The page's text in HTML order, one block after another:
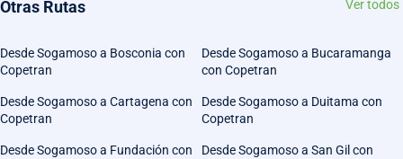
Otras Rutas Ver todos
Desde Sogamoso a Bosconia con
Copetran
Desde Sogamoso a Bucaramanga
con Copetran
Desde Sogamoso a Cartagena con
Copetran
Desde Sogamoso a Duitama con
Copetran
Desde Sogamoso a Fundación con
Desde Sogamoso a San Gil con